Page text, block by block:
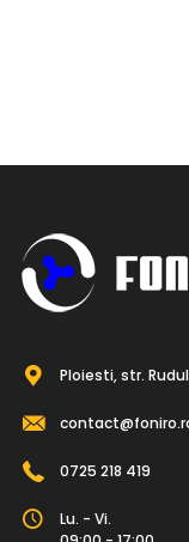
Ploiesti, str.
0725 218 419
Lu. - Vi.